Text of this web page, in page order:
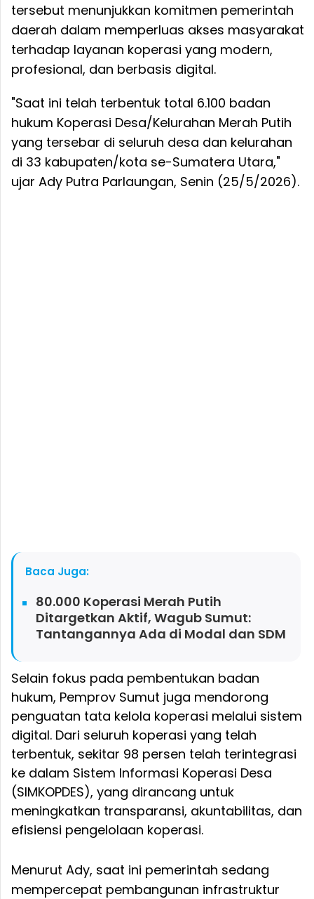
tersebut menunjukkan komitmen pemerintah
daerah dalam memperluas akses masyarakat
terhadap layanan koperasi yang modern,
profesional, dan berbasis digital.
"Saat ini telah terbentuk total 6.100 badan
hukum Koperasi Desa/Kelurahan Merah Putih
yang tersebar di seluruh desa dan kelurahan
di 33 kabupaten/kota se-Sumatera Utara,"
ujar Ady Putra Parlaungan, Senin (25/5/2026).
Baca Juga:
80.000 Koperasi Merah Putih
Ditargetkan Aktif, Wagub Sumut:
Tantangannya Ada di Modal dan SDM
Selain fokus pada pembentukan badan
hukum, Pemprov Sumut juga mendorong
penguatan tata kelola koperasi melalui sistem
digital. Dari seluruh koperasi yang telah
terbentuk, sekitar 98 persen telah terintegrasi
ke dalam Sistem Informasi Koperasi Desa
(SIMKOPDES), yang dirancang untuk
meningkatkan transparansi, akuntabilitas, dan
efisiensi pengelolaan koperasi.
Menurut Ady, saat ini pemerintah sedang
mempercepat pembangunan infrastruktur